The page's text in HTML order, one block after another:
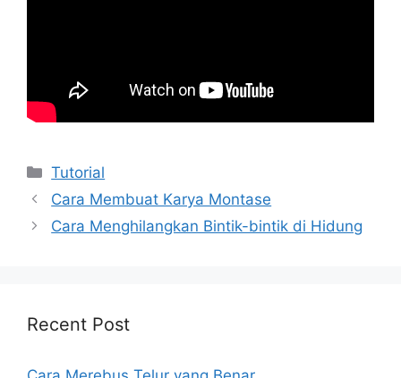
Kategori
Tutorial
Cara Membuat Karya Montase
Cara Menghilangkan Bintik-bintik di Hidung
Recent Post